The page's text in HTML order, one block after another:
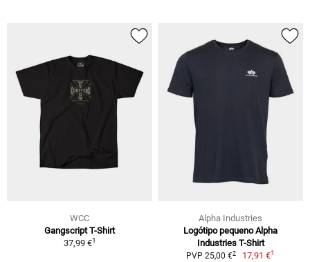
WCC
Gangscript T-Shirt
37,99 €1
Alpha Industries
Logótipo pequeno Alpha
Industries T-Shirt
PVP 25,00 €2 17,91 €1